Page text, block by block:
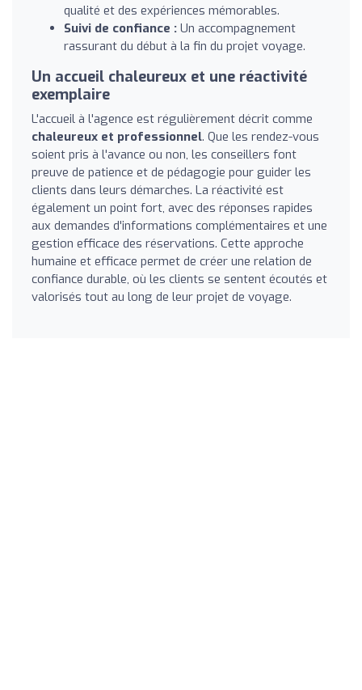
qualité et des expériences mémorables.
Suivi de confiance : Un accompagnement
rassurant du début à la fin du projet voyage.
Un accueil chaleureux et une réactivité
exemplaire
L'accueil à l'agence est régulièrement décrit comme
chaleureux et professionnel. Que les rendez-vous
soient pris à l'avance ou non, les conseillers font
preuve de patience et de pédagogie pour guider les
clients dans leurs démarches. La réactivité est
également un point fort, avec des réponses rapides
aux demandes d'informations complémentaires et une
gestion efficace des réservations. Cette approche
humaine et efficace permet de créer une relation de
confiance durable, où les clients se sentent écoutés et
valorisés tout au long de leur projet de voyage.